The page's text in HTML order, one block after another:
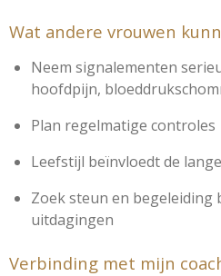
Wat andere vrouwen
Neem signalementen
hoofdpijn,
Plan regelmatige controles
Leefstijl beïnvloedt de
Zoek steun en begeleiding
uitdagingen
Verbinding met mijn